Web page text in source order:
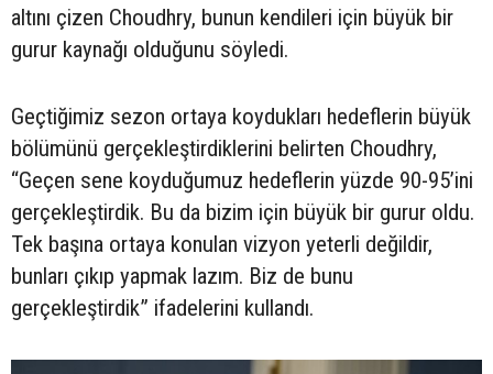
altını çizen Choudhry, bunun kendileri için büyük bir
gurur kaynağı olduğunu söyledi.
Geçtiğimiz sezon ortaya koydukları hedeflerin büyük
bölümünü gerçekleştirdiklerini belirten Choudhry,
“Geçen sene koyduğumuz hedeflerin yüzde 90-95’ini
gerçekleştirdik. Bu da bizim için büyük bir gurur oldu.
Tek başına ortaya konulan vizyon yeterli değildir,
bunları çıkıp yapmak lazım. Biz de bunu
gerçekleştirdik” ifadelerini kullandı.